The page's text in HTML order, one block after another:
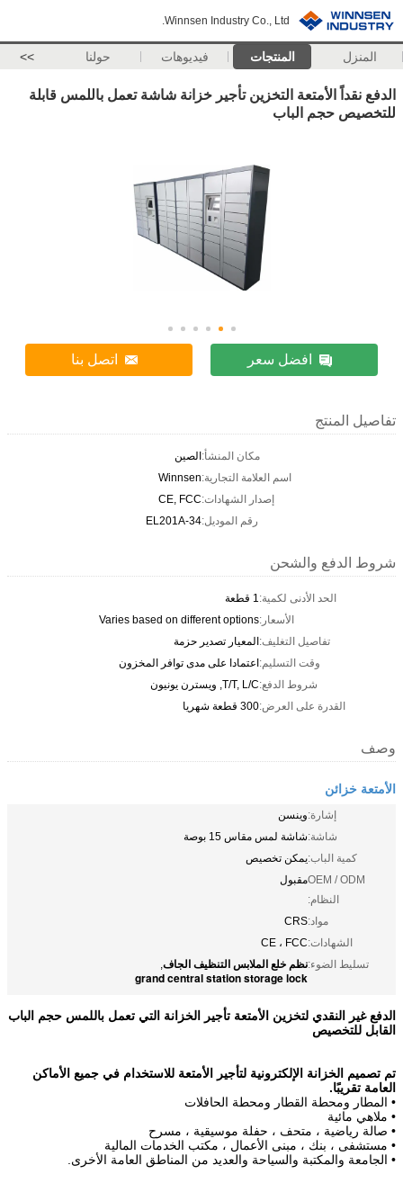
Winnsen Industry Co., Ltd.
المنزل المنتجات فيديوهات حولنا >>
الدفع نقداً الأمتعة التخزين تأجير خزانة شاشة تعمل باللمس قابلة
للتخصيص حجم الباب
افضل سعر اتصل بنا
تفاصيل المنتج
مكان المنشأ:الصين
اسم العلامة التجارية:Winnsen
إصدار الشهادات:CE, FCC
رقم الموديل:EL201A-34
شروط الدفع والشحن
الحد الأدنى لكمية:1 قطعة
الأسعار:Varies based on different options
تفاصيل التغليف:المعيار تصدير حزمة
وقت التسليم:اعتمادا على مدى توافر المخزون
شروط الدفع:T/T, L/C, ويسترن يونيون
القدرة على العرض:300 قطعة شهريا
وصف
الأمتعة خزائن
إشارة:وينسن
شاشة:شاشة لمس مقاس 15 بوصة
كمية الباب:يمكن تخصيص
OEM / ODM
النظام:
مقبول
مواد:CRS
الشهادات:CE ، FCC
تسليط الضوء:نظم خلع الملابس التنظيف الجاف,
grand central station storage lock
الدفع غير النقدي لتخزين الأمتعة تأجير الخزانة التي تعمل باللمس حجم الباب
القابل للتخصيص
تم تصميم الخزانة الإلكترونية لتأجير الأمتعة للاستخدام في جميع الأماكن
العامة تقريبًا.
• المطار ومحطة القطار ومحطة الحافلات
• ملاهي مائية
• صالة رياضية ، متحف ، حفلة موسيقية ، مسرح
• مستشفى ، بنك ، مبنى الأعمال ، مكتب الخدمات المالية
• الجامعة والمكتبة والسياحة والعديد من المناطق العامة الأخرى.